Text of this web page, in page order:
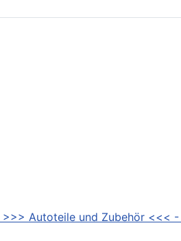
>>> Autoteile und Zubehör <<<